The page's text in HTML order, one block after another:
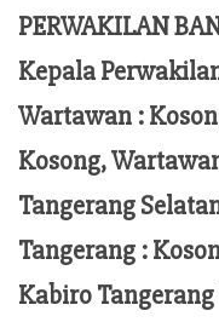
PERWAKILAN
Kepala
Wartawan :
Kosong,
Tangerang
Tangerang :
Kabiro